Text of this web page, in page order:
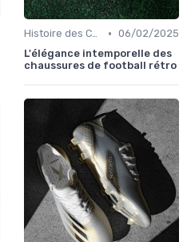
Histoire des Chaussures de Football • 06/02/2025
L'élégance intemporelle des
chaussures de football rétro